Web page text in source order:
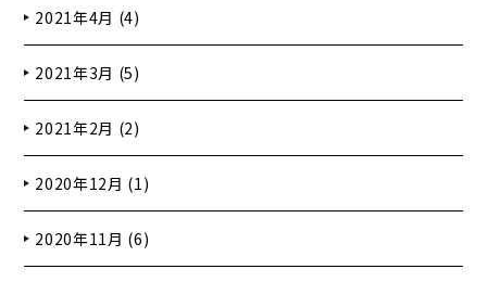
2021年4月 (4)
2021年3月 (5)
2021年2月 (2)
2020年12月 (1)
2020年11月 (6)